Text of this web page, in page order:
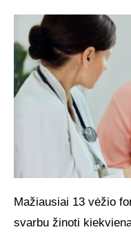
Mažiausiai 13 vėžio
svarbu žinoti